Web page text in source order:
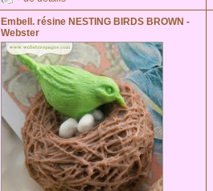
Embell. résine NESTING BIRDS BROWN -
Webster